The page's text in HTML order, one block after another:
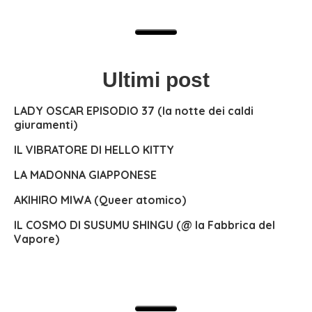
Ultimi post
LADY OSCAR EPISODIO 37 (la notte dei caldi
giuramenti)
IL VIBRATORE DI HELLO KITTY
LA MADONNA GIAPPONESE
AKIHIRO MIWA (Queer atomico)
IL COSMO DI SUSUMU SHINGU (@ la Fabbrica del
Vapore)